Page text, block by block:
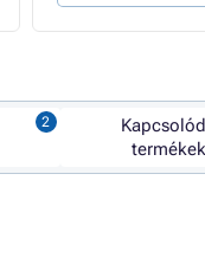
termékek